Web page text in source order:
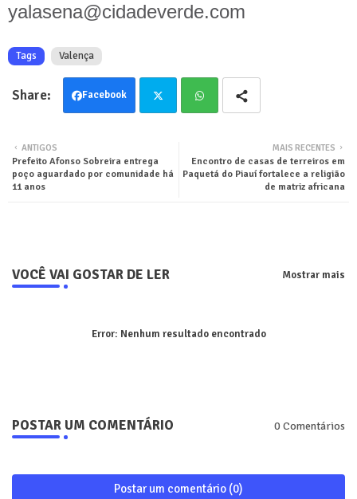
yalasena@cidadeverde.com
Tags Valença
Facebook
ter tsa
MAIS RECENTES
Encontro de casas de terreiros em
Paquetá do Piauí fortalece a religião
de matriz africana
ANTIGOS
Prefeito Afonso Sobreira entrega
poço aguardado por comunidade há
11 anos
VOCÊ VAI GOSTAR DE LER Mostrar mais
Error: Nenhum resultado encontrado
POSTAR UM COMENTÁRIO 0 Comentários
Postar um comentário (0)